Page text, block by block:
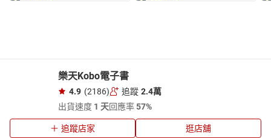
樂天Kobo電子書
4.9 (2186) 追蹤 2.4萬
出貨速度 1 天回應率57%
追蹤店家 逛店舖